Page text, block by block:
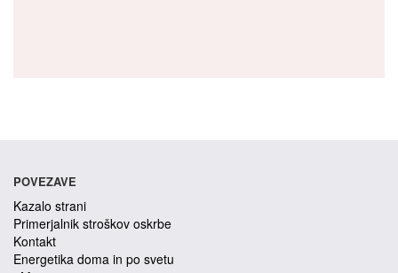
POVEZAVE
Kazalo strani
Primerjalnik stroškov oskrbe
Kontakt
Energetika doma in po svetu